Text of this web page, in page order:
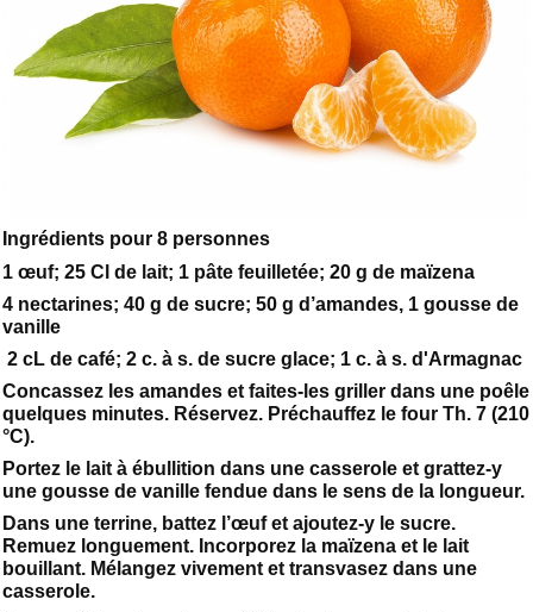
Ingrédients pour 8 personnes
1 œuf; 25 Cl de lait; 1 pâte feuilletée; 20 g de maïzena
4 nectarines; 40 g de sucre; 50 g d’amandes, 1 gousse de
vanille
2 cL de café; 2 c. à s. de sucre glace; 1 c. à s. d'Armagnac
Concassez les amandes et faites-les griller dans une poêle
quelques minutes. Réservez. Préchauffez le four Th. 7 (210
°C).
Portez le lait à ébullition dans une casserole et grattez-y
une gousse de vanille fendue dans le sens de la longueur.
Dans une terrine, battez l’œuf et ajoutez-y le sucre.
Remuez longuement. Incorporez la maïzena et le lait
bouillant. Mélangez vivement et transvasez dans une
casserole.